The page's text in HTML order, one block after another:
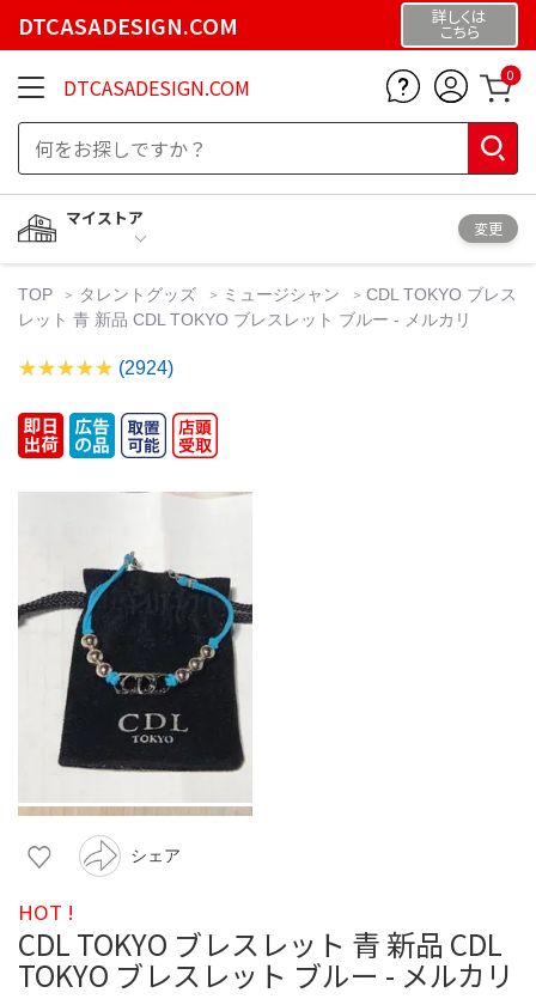
DTCASADESIGN.COM 詳しくは
こちら
DTCASADESIGN.COM 0
マイストア
変更
TOP タレントグッズ ミュージシャン
CDL TOKYO ブレス
レット 青 新品 CDL TOKYO ブレスレット ブルー - メルカリ
(2924)
シェア
HOT !
CDL TOKYO ブレスレット 青 新品 CDL
TOKYO ブレスレット ブルー - メルカリ